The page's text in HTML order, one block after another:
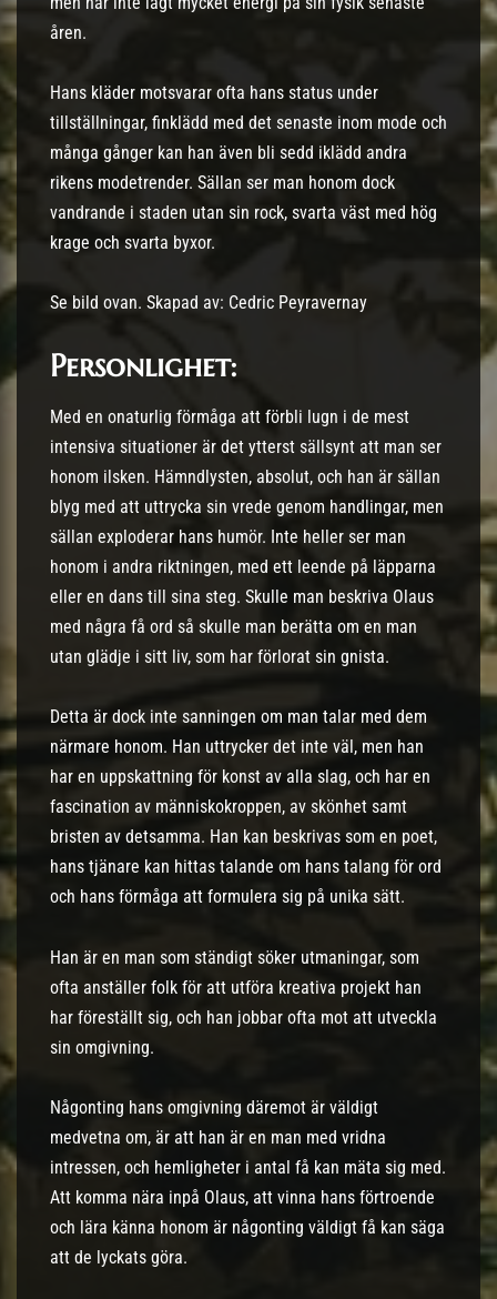
åren.
Hans kläder motsvarar ofta hans status under
tillställningar, finklädd med det senaste inom mode och
många gånger kan han även bli sedd iklädd andra
rikens modetrender. Sällan ser man honom dock
vandrande i staden utan sin rock, svarta väst med hög
krage och svarta byxor.
Se bild ovan. Skapad av: Cedric Peyravernay
Personlighet:
Med en onaturlig förmåga att förbli lugn i de mest
intensiva situationer är det ytterst sällsynt att man ser
honom ilsken. Hämndlysten, absolut, och han är sällan
blyg med att uttrycka sin vrede genom handlingar, men
sällan exploderar hans humör. Inte heller ser man
honom i andra riktningen, med ett leende på läpparna
eller en dans till sina steg. Skulle man beskriva Olaus
med några få ord så skulle man berätta om en man
utan glädje i sitt liv, som har förlorat sin gnista.
Detta är dock inte sanningen om man talar med dem
närmare honom. Han uttrycker det inte väl, men han
har en uppskattning för konst av alla slag, och har en
fascination av människokroppen, av skönhet samt
bristen av detsamma. Han kan beskrivas som en poet,
hans tjänare kan hittas talande om hans talang för ord
och hans förmåga att formulera sig på unika sätt.
Han är en man som ständigt söker utmaningar, som
ofta anställer folk för att utföra kreativa projekt han
har föreställt sig, och han jobbar ofta mot att utveckla
sin omgivning.
Någonting hans omgivning däremot är väldigt
medvetna om, är att han är en man med vridna
intressen, och hemligheter i antal få kan mäta sig med.
Att komma nära inpå Olaus, att vinna hans förtroende
och lära känna honom är någonting väldigt få kan säga
att de lyckats göra.